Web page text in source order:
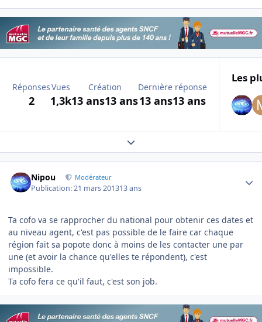
Réponses
2
Vues
1,3k
Création
13 ans13 ans
Dernière réponse
13 ans13 ans
Les
Expand topic overview
Nipou Modérateur
Publication:21 mars 201313 ans
Ta cofo va se rapprocher du national pour obtenir ces dates et
au niveau agent, c'est pas possible de le faire car chaque
région fait sa popote donc à moins de les contacter une par
une (et avoir la chance qu'elles te répondent), c'est
impossible.
Ta cofo fera ce qu'il faut, c'est son job.